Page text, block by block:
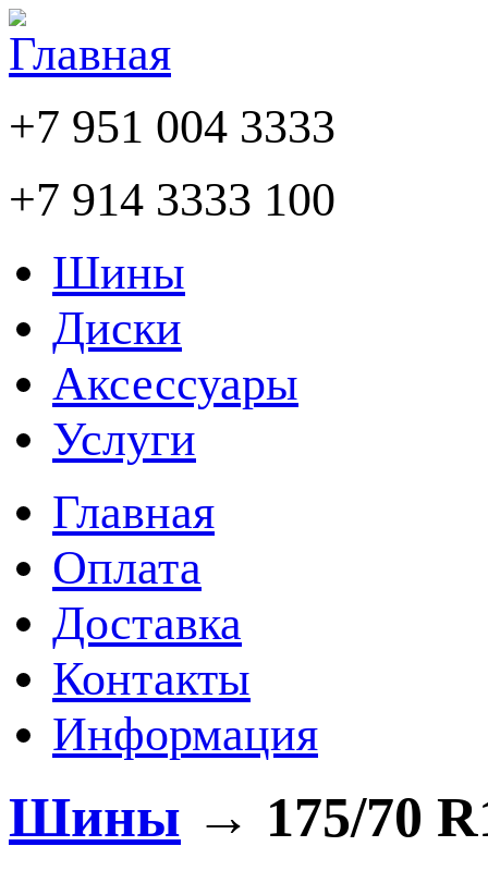
+7 951 004 3333
+7 914 3333 100
Шины
Диски
Аксессуары
Услуги
Главная
Оплата
Доставка
Контакты
Информация
Шины → 175/70